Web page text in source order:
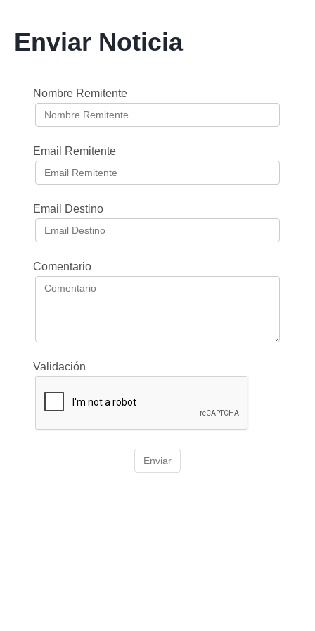
Enviar Noticia
Nombre Remitente
Email Remitente
Email Destino
Comentario
Validación